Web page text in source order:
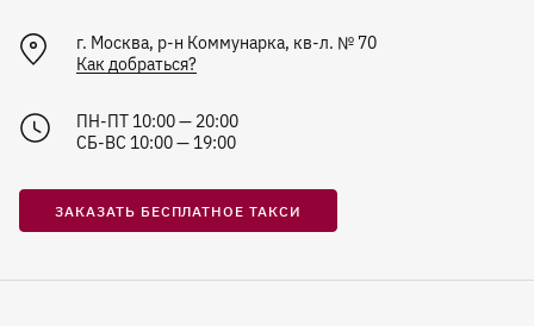
г. Москва, р-н Коммунарка, кв-л. № 70
Как добраться?
ПН-ПТ 10:00 — 20:00
СБ-ВС 10:00 — 19:00
ЗАКАЗАТЬ БЕСПЛАТНОЕ ТАКСИ